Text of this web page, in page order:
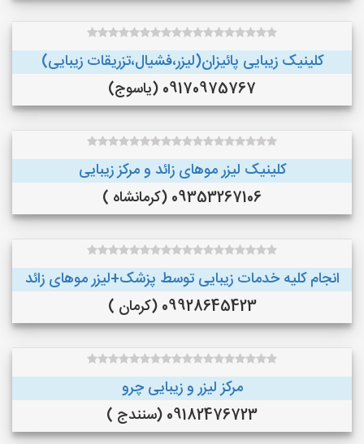
کلینیک زیبایی پائیزان(لیزر،فشیال،تزریقات زیبایی)
09170975767 (یاسوج)
کلینیک لیزر موهای زائد و مرکز زیبایی
09353267106 (کرمانشاه )
انجام کلیه خدمات زیبایی توسط پزشک+لیزر موهای زائد
09928645423 (کرمان )
مرکز لیزر و زیبایی چرو
09182476723 (سنندج )